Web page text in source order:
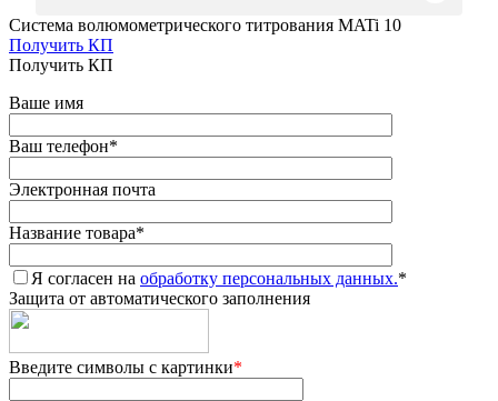
Система волюмометрического титрования MATi 10
Получить КП
Получить КП
Ваше имя
Ваш телефон*
Электронная почта
Название товара*
Я согласен на обработку персональных данных.*
Защита от автоматического заполнения
Введите символы с картинки*